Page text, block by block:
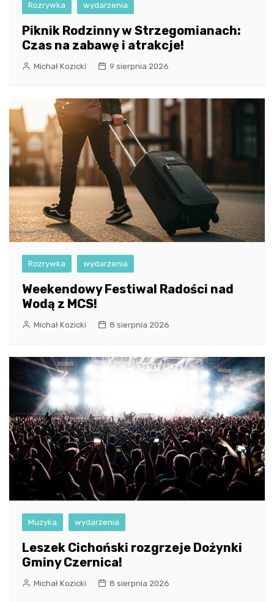
Rozrywka wydarzenia
Piknik Rodzinny w Strzegomianach:
Czas na zabawę i atrakcje!
Michał Kozicki 9 sierpnia 2026
Rozrywka wydarzenia
Weekendowy Festiwal Radości nad
Wodą z MCS!
Michał Kozicki 8 sierpnia 2026
Muzyka wydarzenia
Leszek Cichoński rozgrzeje Dożynki
Gminy Czernica!
Michał Kozicki 8 sierpnia 2026